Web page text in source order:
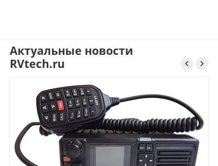
Актуальные новости
RVtech.ru
 